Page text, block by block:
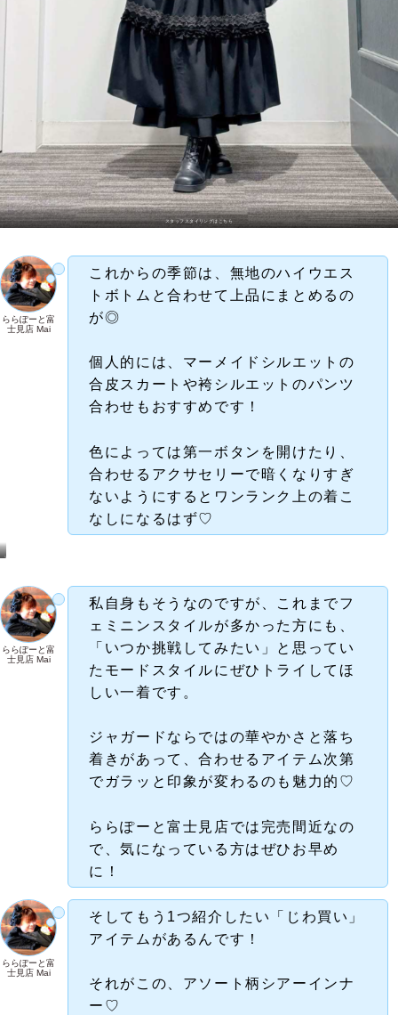
スタッフスタイリングはこちら
ららぽーと富
士見店 Mai
これからの季節は、無地のハイウエス
トボトムと合わせて上品にまとめるの
が◎
個人的には、マーメイドシルエットの
合皮スカートや袴シルエットのパンツ
合わせもおすすめです！
色によっては第一ボタンを開けたり、
合わせるアクサセリーで暗くなりすぎ
ないようにするとワンランク上の着こ
なしになるはず♡
ス
イ
リ
ン
グ
は
こ
ち
ららぽーと富
士見店 Mai
私自身もそうなのですが、これまでフ
ェミニンスタイルが多かった方にも、
「いつか挑戦してみたい」と思ってい
たモードスタイルにぜひトライしてほ
しい一着です。
ジャガードならではの華やかさと落ち
着きがあって、合わせるアイテム次第
でガラッと印象が変わるのも魅力的♡
ららぽーと富士見店では完売間近なの
で、気になっている方はぜひお早め
に！
ららぽーと富
士見店 Mai
そしてもう1つ紹介したい「じわ買い」
アイテムがあるんです！
それがこの、アソート柄シアーインナ
ー♡